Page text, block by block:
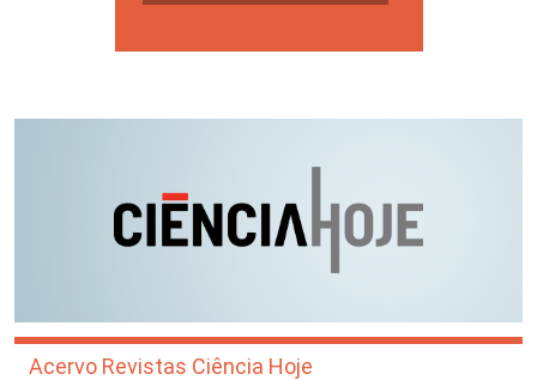
Acervo Revistas Ciência Hoje